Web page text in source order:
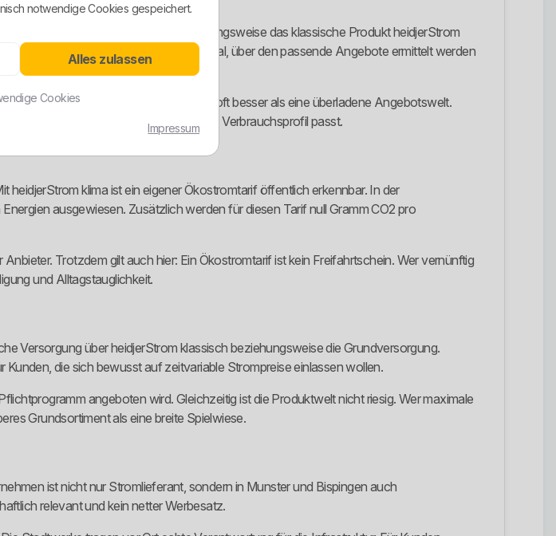
allem die Grundversorgung beziehungsweise das klassische Produkt heidjerStrom
kommt der Tarifrechner im Kundenportal, über den passende Angebote ermittelt werden
Haushalte ist eine klare Struktur oft besser als eine überladene Angebotswelt.
wenn einer davon wirklich zum eigenen Verbrauchsprofil passt.
klima ist ein eigener Ökostromtarif öffentlich erkennbar. In der
ausgewiesen. Zusätzlich werden für diesen Tarif null Gramm CO2 pro
Trotzdem gilt auch hier: Ein Ökostromtarif ist kein Freifahrtschein. Wer vernünftig
und Alltagstauglichkeit.
Versorgung über heidjerStrom klassisch beziehungsweise die Grundversorgung.
die sich bewusst auf zeitvariable Strompreise einlassen wollen.
angeboten wird. Gleichzeitig ist die Produktwelt nicht riesig. Wer maximale
Grundsortiment als eine breite Spielwiese.
ist nicht nur Stromlieferant, sondern in Munster und Bispingen auch
relevant und kein netter Werbesatz.
notwendige Cookies gespeichert.
Alles zulassen
Cookies
Impressum